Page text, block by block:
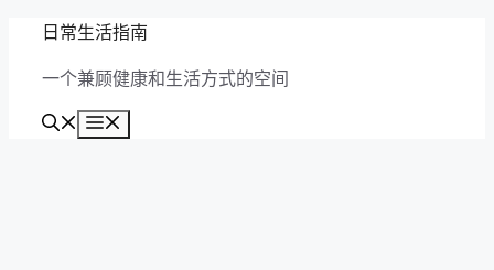
日常生活指南
一个兼顾健康和生活方式的空间